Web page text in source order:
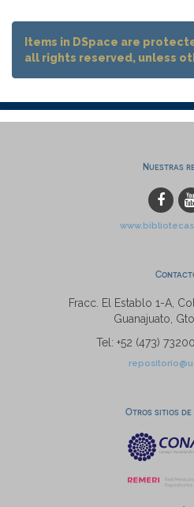
Items in DSpace are
all rights reserved, unless
Nuestras
Fracc. El Establo 1-A,
Guanajuato,
Tel: +52 (473)
Otros sitios de